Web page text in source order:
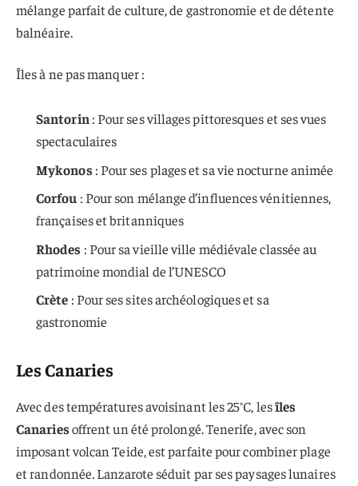
mélange parfait de culture, de gastronomie et de détente
balnéaire.
Îles à ne pas manquer :
Santorin: Pour ses villages pittoresques et ses vues
spectaculaires
Mykonos : Pour ses plages et sa vie nocturne animée
Corfou : Pour son mélange d’influences vénitiennes,
françaises et britanniques
Rhodes : Pour sa vieille ville médiévale classée au
patrimoine mondial de l’UNESCO
Crète : Pour ses sites archéologiques et sa
gastronomie
Les Canaries
Avec des températures avoisinant les 25°C, lesîles
Canariesoffrent un été prolongé. Tenerife, avec son
imposant volcan Teide, est parfaite pour combiner plage
et randonnée. Lanzarote séduit par ses paysages lunaires